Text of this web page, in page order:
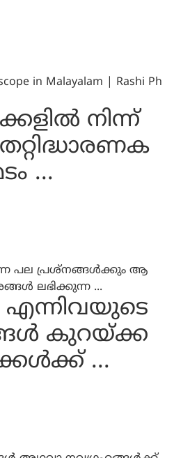
in Malayalam | Rashi Ph
നിന്ന്
...
പല പ്രശ്‌നങ്ങൾക്കും ആ
ലഭിക്കുന്ന ...
കുറയ്ക്ക
...